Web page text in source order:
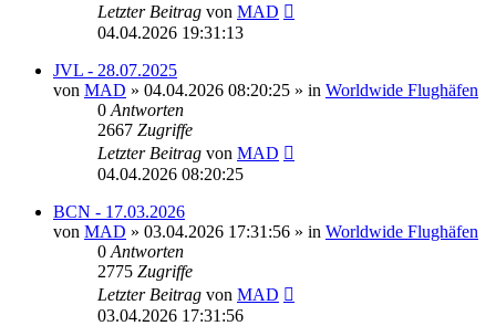
Letzter Beitrag von MAD
04.04.2026 19:31:13
JVL - 28.07.2025
von MAD » 04.04.2026 08:20:25 » in Worldwide Flughäfen
0 Antworten
2667 Zugriffe
Letzter Beitrag von MAD
04.04.2026 08:20:25
BCN - 17.03.2026
von MAD » 03.04.2026 17:31:56 » in Worldwide Flughäfen
0 Antworten
2775 Zugriffe
Letzter Beitrag von MAD
03.04.2026 17:31:56